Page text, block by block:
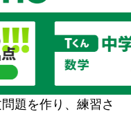
題を作り、練習さ